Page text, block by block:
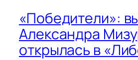
«Победители»:
Александра
открылась в